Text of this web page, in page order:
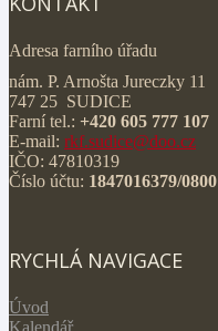
Adresa farního úřadu
nám. P. Arnošta Jureczky 11
747 25 SUDICE
Farní tel.: +420 605 777 107
E-mail: rkf.sudice@doo.cz
IČO: 47810319
Číslo účtu: 1847016379/0800
RYCHLÁ NAVIGACE
Úvod
Kalendář